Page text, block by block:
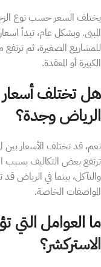
يختلف السعر حسب نوع
المبنى. وبشكل عام، تبدأ
للمشاريع الصغيرة، ثم ترتفع
الكبيرة أو المعقدة.
هل تختلف أسعار
الرياض وجدة؟
نعم، قد تختلف الأسعار بين
ترتفع بعض التكاليف بسبب
والتآكل، بينما في الرياض قد
المواصفات الخاصة.
ما العوامل التي
الاستركشر؟